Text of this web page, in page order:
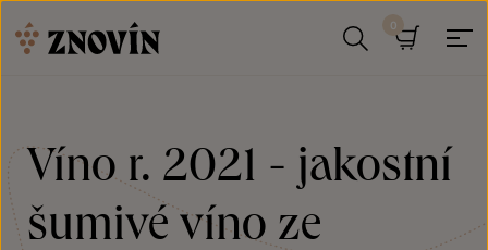
Víno r. 2021 - jakostní
šumivé víno ze